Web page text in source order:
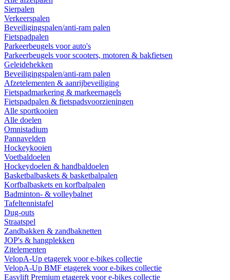
Sierpalen
Verkeerspalen
Beveiligingspalen/anti-ram palen
Fietspadpalen
Parkeerbeugels voor auto's
Parkeerbeugels voor scooters, motoren & bakfietsen
Geleidehekken
Beveiligingspalen/anti-ram palen
Afzetelementen & aanrijbeveiliging
Fietspadmarkering & markeernagels
Fietspadpalen & fietspadsvoorzieningen
Alle sportkooien
Alle doelen
Omnistadium
Pannavelden
Hockeykooien
Voetbaldoelen
Hockeydoelen & handbaldoelen
Basketbalbaskets & basketbalpalen
Korfbalbaskets en korfbalpalen
Badminton- & volleybalnet
Tafeltennistafel
Dug-outs
Straatspel
Zandbakken & zandbaknetten
JOP's & hangplekken
Zitelementen
VelopA-Up etagerek voor e-bikes collectie
VelopA-Up BMF etagerek voor e-bikes collectie
Easylift Premium etagerek voor e-bikes collectie